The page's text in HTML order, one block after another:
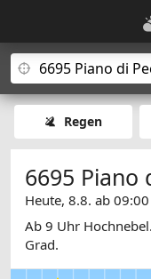
Regen
6695 Piano
Heute, 8.8. ab 09:00
Ab 9 Uhr
Grad.